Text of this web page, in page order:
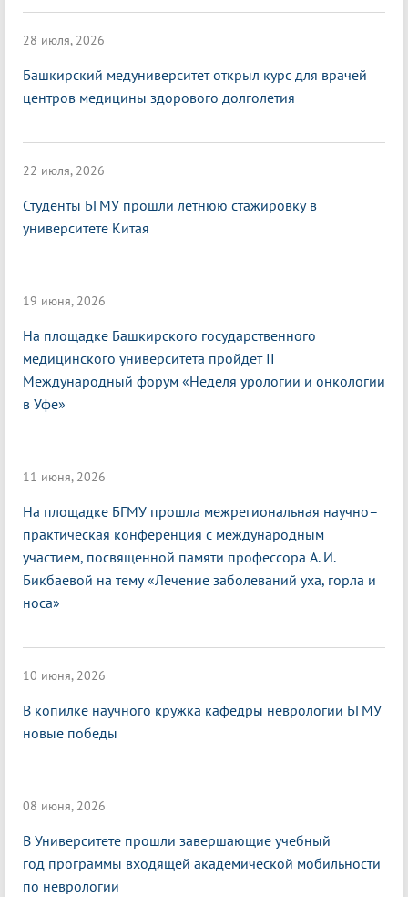
28 июля, 2026
Башкирский медуниверситет открыл курс для врачей
центров медицины здорового долголетия
22 июля, 2026
Студенты БГМУ прошли летнюю стажировку в
университете Китая
19 июня, 2026
На площадке Башкирского государственного
медицинского университета пройдет II
Международный форум «Неделя урологии и онкологии
в Уфе»
11 июня, 2026
На площадке БГМУ прошла межрегиональная научно–
практическая конференция с международным
участием, посвященной памяти профессора А. И.
Бикбаевой на тему «Лечение заболеваний уха, горла и
носа»
10 июня, 2026
В копилке научного кружка кафедры неврологии БГМУ
новые победы
08 июня, 2026
В Университете прошли завершающие учебный
год программы входящей академической мобильности
по неврологии